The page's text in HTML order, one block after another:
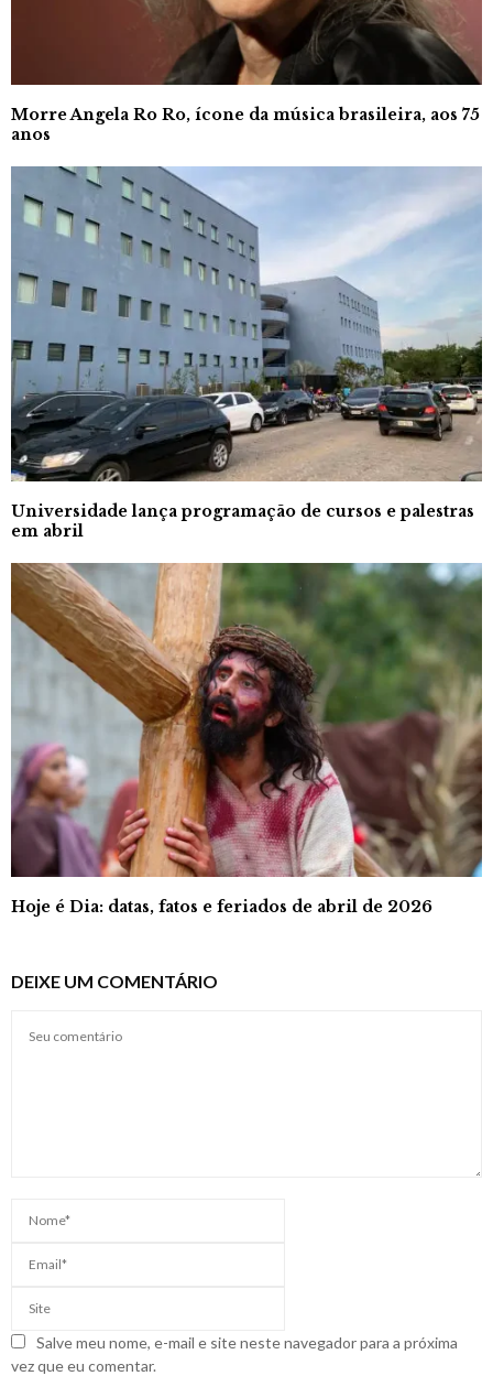
Morre Angela Ro Ro, ícone da música brasileira, aos 75
anos
Universidade lança programação de cursos e palestras
em abril
Hoje é Dia: datas, fatos e feriados de abril de 2026
DEIXE UM COMENTÁRIO
Salve meu nome, e-mail e site neste navegador para a próxima
vez que eu comentar.